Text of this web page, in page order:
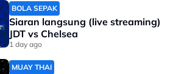
BOLA SEPAK
Siaran langsung (live streaming)
JDT vs Chelsea
1 day ago
MUAY THAI